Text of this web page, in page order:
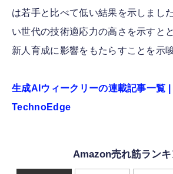
は若手と比べて低い結果を示しまし
い世代の技術適応力の高さを示すと
新人育成に影響をもたらすことを示
生成AIウィークリーの連載記事一覧
TechnoEdge
Amazon売れ筋ランキ